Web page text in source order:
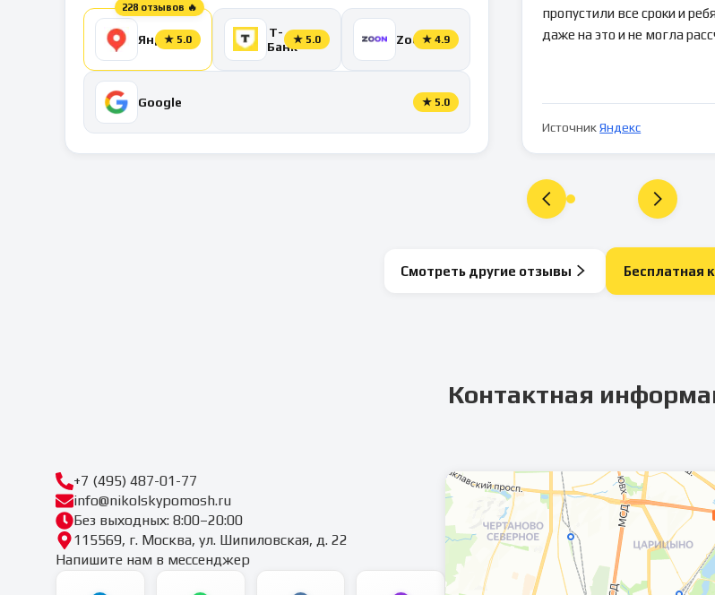
228 отзывов 🔥
Яндекс
★ 5.0
Т-
Банк★ 5.0 Zoon★4.9
Google ★ 5.0
пропустили все сроки и
даже на это и не могла
Источник Яндекс
Смотреть другие отзывы Бесплатная
Контактная
+7 (495) 487-01-77
info@nikolskypomosh.ru
Без выходных: 8:00–20:00
115569, г. Москва, ул. Шипиловская, д. 22
Напишите нам в мессенджер